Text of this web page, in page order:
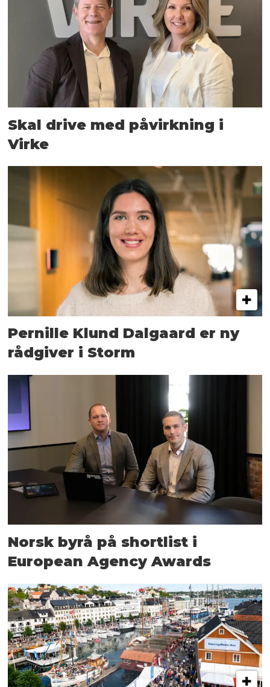
Skal drive med påvirkning i
Virke
Pernille Klund Dalgaard er ny
rådgiver i Storm
Norsk byrå på shortlist i
European Agency Awards